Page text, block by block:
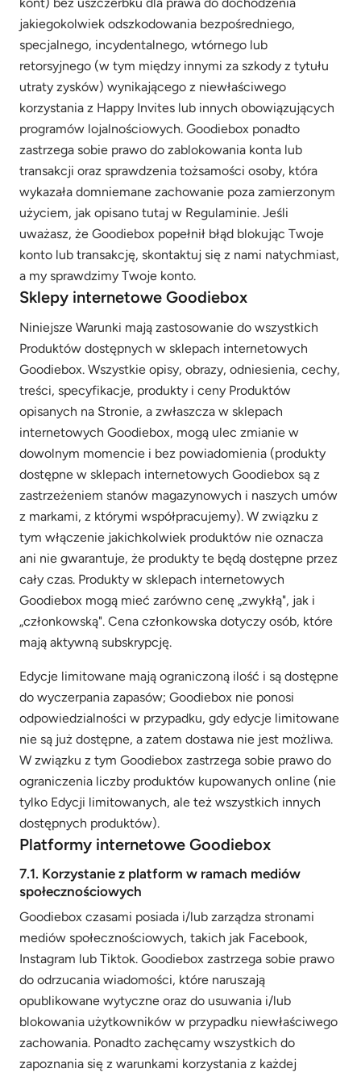
jakiegokolwiek odszkodowania bezpośredniego,
specjalnego, incydentalnego, wtórnego lub
retorsyjnego (w tym między innymi za szkody z tytułu
utraty zysków) wynikającego z niewłaściwego
korzystania z Happy Invites lub innych obowiązujących
programów lojalnościowych. Goodiebox ponadto
zastrzega sobie prawo do zablokowania konta lub
transakcji oraz sprawdzenia tożsamości osoby, która
wykazała domniemane zachowanie poza zamierzonym
użyciem, jak opisano tutaj w Regulaminie. Jeśli
uważasz, że Goodiebox popełnił błąd blokując Twoje
konto lub transakcję, skontaktuj się z nami natychmiast,
a my sprawdzimy Twoje konto.
Sklepy internetowe Goodiebox
Niniejsze Warunki mają zastosowanie do wszystkich
Produktów dostępnych w sklepach internetowych
Goodiebox. Wszystkie opisy, obrazy, odniesienia, cechy,
treści, specyfikacje, produkty i ceny Produktów
opisanych na Stronie, a zwłaszcza w sklepach
internetowych Goodiebox, mogą ulec zmianie w
dowolnym momencie i bez powiadomienia (produkty
dostępne w sklepach internetowych Goodiebox są z
zastrzeżeniem stanów magazynowych i naszych umów
z markami, z którymi współpracujemy). W związku z
tym włączenie jakichkolwiek produktów nie oznacza
ani nie gwarantuje, że produkty te będą dostępne przez
cały czas. Produkty w sklepach internetowych
Goodiebox mogą mieć zarówno cenę „zwykłą", jak i
„członkowską". Cena członkowska dotyczy osób, które
mają aktywną subskrypcję.
Edycje limitowane mają ograniczoną ilość i są dostępne
do wyczerpania zapasów; Goodiebox nie ponosi
odpowiedzialności w przypadku, gdy edycje limitowane
nie są już dostępne, a zatem dostawa nie jest możliwa.
W związku z tym Goodiebox zastrzega sobie prawo do
ograniczenia liczby produktów kupowanych online (nie
tylko Edycji limitowanych, ale też wszystkich innych
dostępnych produktów).
Platformy internetowe Goodiebox
7.1. Korzystanie z platform w ramach mediów
społecznościowych
Goodiebox czasami posiada i/lub zarządza stronami
mediów społecznościowych, takich jak Facebook,
Instagram lub Tiktok. Goodiebox zastrzega sobie prawo
do odrzucania wiadomości, które naruszają
opublikowane wytyczne oraz do usuwania i/lub
blokowania użytkowników w przypadku niewłaściwego
zachowania. Ponadto zachęcamy wszystkich do
zapoznania się z warunkami korzystania z każdej